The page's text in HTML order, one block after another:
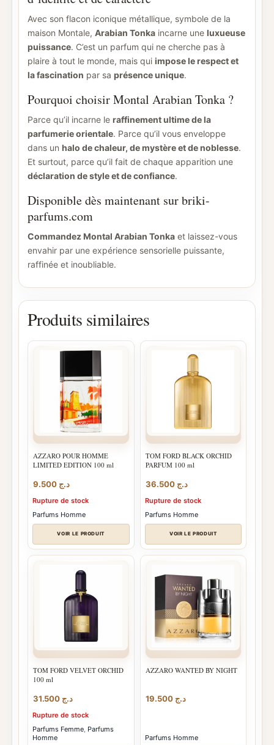
Avec son flacon iconique métallique, symbole de la
maison Montale, Arabian Tonka incarne une luxueuse
puissance. C’est un parfum qui ne cherche pas à
plaire à tout le monde, mais qui impose le respect et
la fascination par sa présence unique.
Pourquoi choisir Montal Arabian Tonka ?
Parce qu’il incarne le raffinement ultime de la
parfumerie orientale. Parce qu’il vous enveloppe
dans un halo de chaleur, de mystère et de noblesse.
Et surtout, parce qu’il fait de chaque apparition une
déclaration de style et de confiance.
Disponible dès maintenant sur briki-
parfums.com
Commandez Montal Arabian Tonka et laissez-vous
envahir par une expérience sensorielle puissante,
raffinée et inoubliable.
Produits similaires
AZZARO POUR HOMME
LIMITED EDITION 100 ml
د.ج
Rupture de stock
Parfums Homme
VOIR LE PRODUIT
TOM FORD BLACK ORCHID
PARFUM 100 ml
د.ج 36.500
Rupture de stock
Parfums Homme
VOIR LE PRODUIT
TOM FORD VELVET ORCHID
100 ml
د.ج
Rupture de stock
Parfums Femme Parfums
Homme
AZZARO WANTED BY NIGHT
د.ج 19.500
Parfums Homme